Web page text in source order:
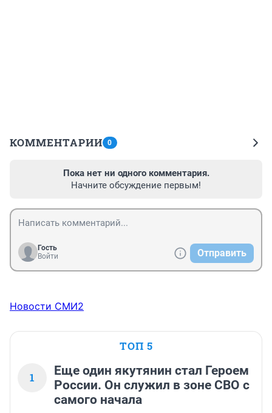
КОММЕНТАРИИ 0
Пока нет ни одного комментария.
Начните обсуждение первым!
Гость
Войти
Отправить
Новости СМИ2
ТОП 5
1
Еще один якутянин стал Героем
России. Он служил в зоне СВО с
самого начала